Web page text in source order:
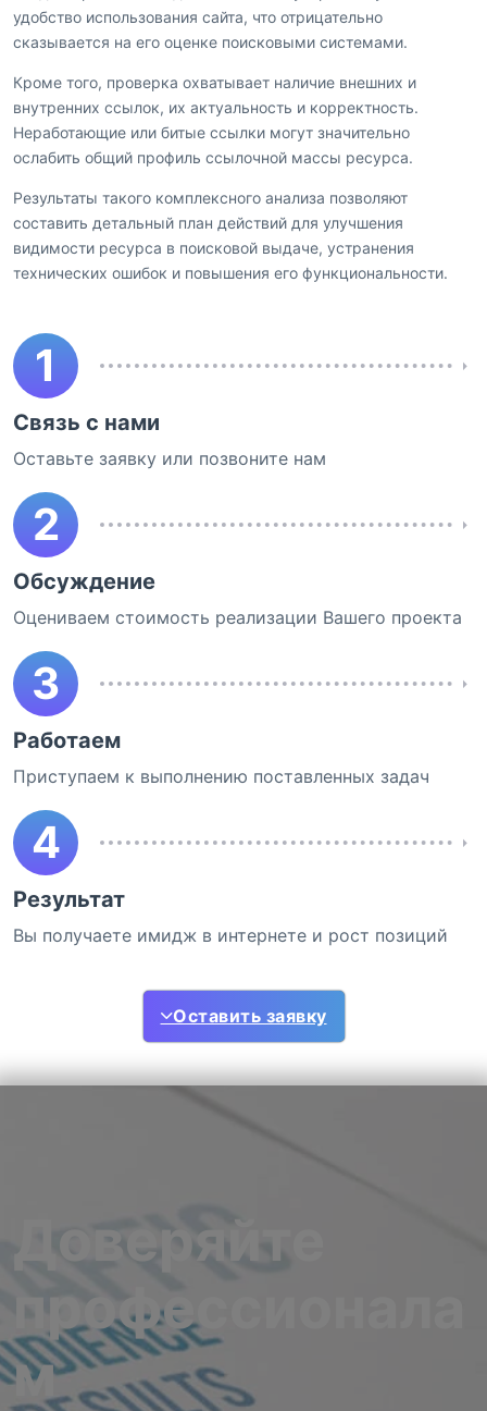
удобство использования сайта, что отрицательно
сказывается на его оценке поисковыми системами.
Кроме того, проверка охватывает наличие внешних и
внутренних ссылок, их актуальность и корректность.
Неработающие или битые ссылки могут значительно
ослабить общий профиль ссылочной массы ресурса.
Результаты такого комплексного анализа позволяют
составить детальный план действий для улучшения
видимости ресурса в поисковой выдаче, устранения
технических ошибок и повышения его функциональности.
1
Связь с нами
Оставьте заявку или позвоните нам
2
Обсуждение
Оцениваем стоимость реализации Вашего проекта
3
Работаем
Приступаем к выполнению поставленных задач
4
Результат
Вы получаете имидж в интернете и рост позиций
Оставить заявку
Доверяйте
профессионала
м